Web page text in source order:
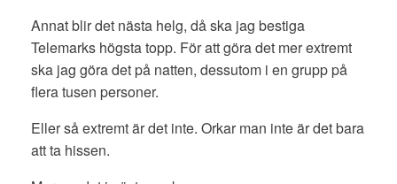
Annat blir det nästa helg, då ska jag bestiga
Telemarks högsta topp. För att göra det mer extremt
ska jag göra det på natten, dessutom i en grupp på
flera tusen personer.
Eller så extremt är det inte. Orkar man inte är det bara
att ta hissen.